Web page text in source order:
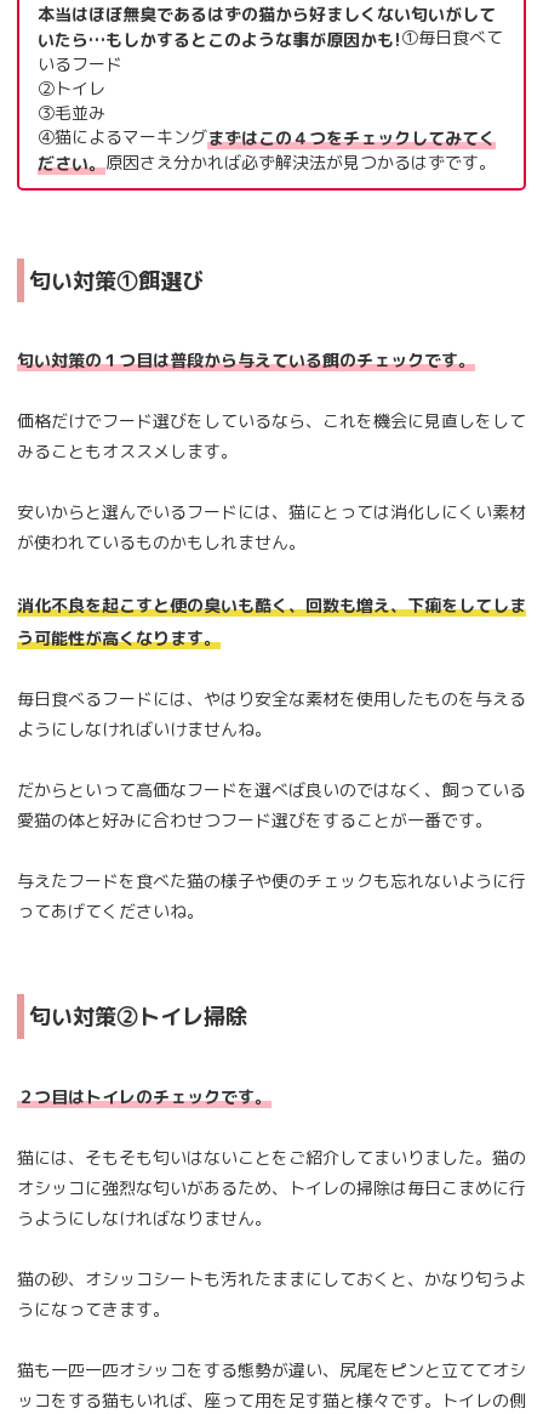
本当はほぼ無臭であるはずの猫から好ましくない匂いがして
いたら…もしかするとこのような事が原因かも!①毎日食べて
いるフード
②トイレ
③毛並み
④猫によるマーキングまずはこの４つをチェックしてみてく
ださい。原因さえ分かれば必ず解決法が見つかるはずです。
匂い対策①餌選び
匂い対策の１つ目は普段から与えている餌のチェックです。
価格だけでフード選びをしているなら、これを機会に見直しをして
みることもオススメします。
安いからと選んでいるフードには、猫にとっては消化しにくい素材
が使われているものかもしれません。
消化不良を起こすと便の臭いも酷く、回数も増え、下痢をしてしま
う可能性が高くなります。
毎日食べるフードには、やはり安全な素材を使用したものを与える
ようにしなければいけませんね。
だからといって高価なフードを選べば良いのではなく、飼っている
愛猫の体と好みに合わせつフード選びをすることが一番です。
与えたフードを食べた猫の様子や便のチェックも忘れないように行
ってあげてくださいね。
匂い対策②トイレ掃除
２つ目はトイレのチェックです。
猫には、そもそも匂いはないことをご紹介してまいりました。猫の
オシッコに強烈な匂いがあるため、トイレの掃除は毎日こまめに行
うようにしなければなりません。
猫の砂、オシッコシートも汚れたままにしておくと、かなり匂うよ
うになってきます。
猫も一匹一匹オシッコをする態勢が違い、尻尾をピンと立ててオシ
ッコをする猫もいれば、座って用を足す猫と様々です。トイレの側